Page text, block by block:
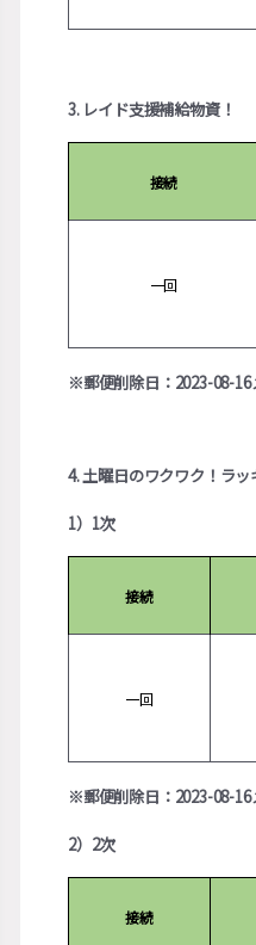
3. レイド支援補給物資！
接続
一回
※郵便削除日：2023-08-16
4. 土曜日のワクワク！ラッ
1）1次
接続
一回
※郵便削除日：2023-08-16
2）2次
接続